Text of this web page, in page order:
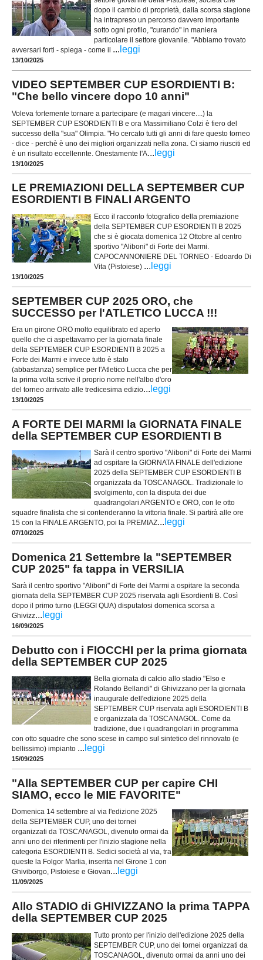
dopo il cambio di proprietà, dalla scorsa stagione
ha intrapreso un percorso davvero importante
sotto ogni profilo, "curando" in maniera
particolare il settore giovanile. "Abbiamo trovato
avversari forti - spiega - come il ... leggi
13/10/2025
VIDEO SEPTEMBER CUP ESORDIENTI B:
"Che bello vincere dopo 10 anni"
Voleva fortemente tornare a partecipare (e magari vincere....) la
SEPTEMBER CUP ESORDIENTI B e ora Massimiliano Colzi è fiero del
successo della "sua" Olimpia. "Ho cercato tutti gli anni di fare questo torneo
- dice - perchè è uno dei migliori organizzati nella zona. Ci siamo riusciti ed
è un risultato eccellennte. Onestamente l'A... leggi
13/10/2025
LE PREMIAZIONI DELLA SEPTEMBER CUP
ESORDIENTI B FINALI ARGENTO
Ecco il racconto fotografico della premiazione
della SEPTEMBER CUP ESORDIENTI B 2025
che si è giocata domenica 12 Ottobre al centro
sportivo "Aliboni" di Forte dei Marmi.
CAPOCANNONIERE DEL TORNEO - Edoardo Di
Vita (Pistoiese) ... leggi
13/10/2025
SEPTEMBER CUP 2025 ORO, che
SUCCESSO per l'ATLETICO LUCCA !!!
Era un girone ORO molto equilibrato ed aperto
quello che ci aspettavamo per la giornata finale
della SEPTEMBER CUP ESORDIENTI B 2025 a
Forte dei Marmi e invece tutto è stato
(abbastanza) semplice per l'Atletico Lucca che per
la prima volta scrive il proprio nome nell'albo d'oro
del torneo arrivato alle tredicesima edizio... leggi
13/10/2025
A FORTE DEI MARMI la GIORNATA FINALE
della SEPTEMBER CUP ESORDIENTI B
Sarà il centro sportivo "Aliboni" di Forte dei Marmi
ad ospitare la GIORNATA FINALE dell'edizione
2025 della SEPTEMBER CUP ESORDIENTI B
organizzata da TOSCANAGOL. Tradizionale lo
svolgimento, con la disputa dei due
quadrangolari ARGENTO e ORO, con le otto
squadre finalista che si contenderanno la vittoria finale. Si partirà alle ore
15 con la FINALE ARGENTO, poi la PREMIAZ... leggi
07/10/2025
Domenica 21 Settembre la "SEPTEMBER
CUP 2025" fa tappa in VERSILIA
Sarà il centro sportivo "Aliboni" di Forte dei Marmi a ospitare la seconda
giornata della SEPTEMBER CUP 2025 riservata agli Esordienti B. Così
dopo il primo turno (LEGGI QUA) disputatosi domenica scorsa a
Ghivizz... leggi
16/09/2025
Debutto con i FIOCCHI per la prima giornata
della SEPTEMBER CUP 2025
Bella giornata di calcio allo stadio "Elso e
Rolando Bellandi" di Ghivizzano per la giornata
inaugurale dell'edizione 2025 della
SEPTEMBER CUP riservata agli ESORDIENTI B
e organizzata da TOSCANAGOL. Come da
tradizione, due i quadrangolari in programma
con otto squadre che sono scese in campo sul sintetico del rinnovato (e
bellissimo) impianto ... leggi
15/09/2025
"Alla SEPTEMBER CUP per capire CHI
SIAMO, ecco le MIE FAVORITE"
Domenica 14 settembre al via l'edizione 2025
della SEPTEMBER CUP, uno dei tornei
organizzati da TOSCANAGOL, divenuto ormai da
anni uno dei riferimenti per l'inizio stagione nella
categoria ESORDIENTI B. Sedici società al via, tra
queste la Folgor Marlia, inserita nel Girone 1 con
Ghiviborgo, Pistoiese e Giovan... leggi
11/09/2025
Allo STADIO di GHIVIZZANO la prima TAPPA
della SEPTEMBER CUP 2025
Tutto pronto per l'inizio dell'edizione 2025 della
SEPTEMBER CUP, uno dei tornei organizzati da
TOSCANAGOL, divenuto ormai da anni uno dei